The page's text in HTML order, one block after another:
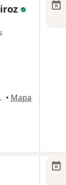
de México • Mapa